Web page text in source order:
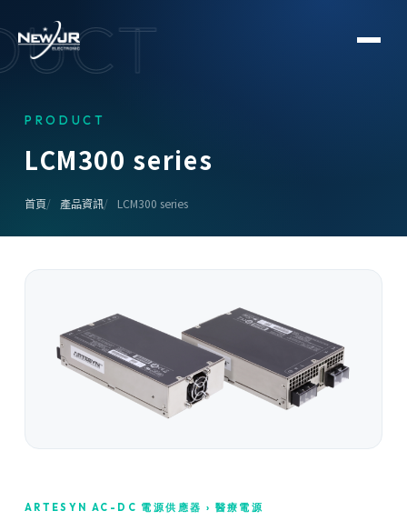
PRODUCT
LCM300 series
首頁 產品資訊 LCM300 series
ARTESYN AC-DC 電源供應器 › 醫療電源